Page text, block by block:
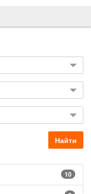
Найти
10